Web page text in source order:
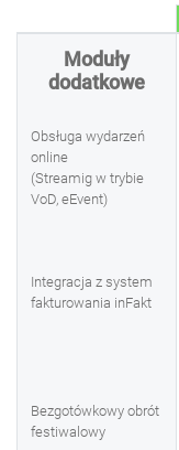
Moduły
dodatkowe
Obsługa wydarzeń
online
(Streamig w trybie
VoD, eEvent)
Integracja z system
fakturowania inFakt
Bezgotówkowy obrót
festiwalowy